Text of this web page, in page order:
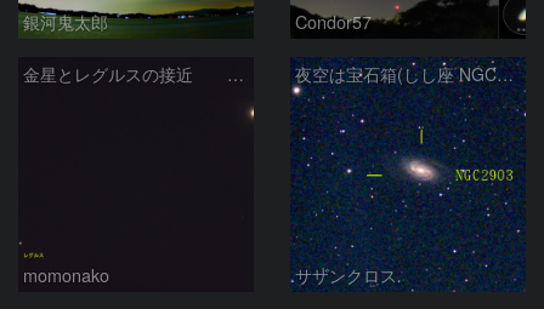
銀河鬼太郎 Condor57
金星とレグルスの接近 260709
momonako
夜空は宝石箱(しし座 NGC2903) Seestar50
サザンクロス